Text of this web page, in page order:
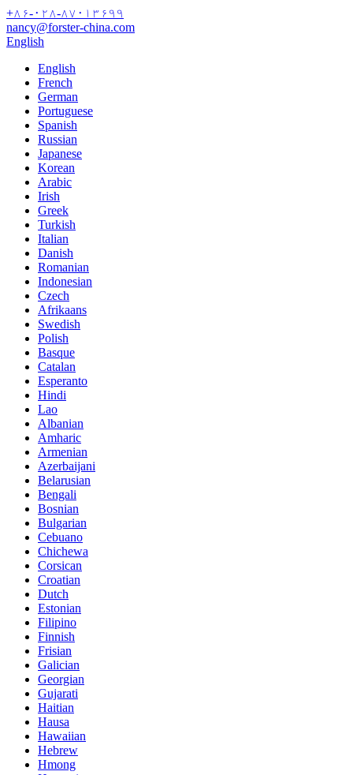
+۸۶-۰۲۸-۸۷۰۱۳۶۹۹
nancy@forster-china.com
English
English
French
German
Portuguese
Spanish
Russian
Japanese
Korean
Arabic
Irish
Greek
Turkish
Italian
Danish
Romanian
Indonesian
Czech
Afrikaans
Swedish
Polish
Basque
Catalan
Esperanto
Hindi
Lao
Albanian
Amharic
Armenian
Azerbaijani
Belarusian
Bengali
Bosnian
Bulgarian
Cebuano
Chichewa
Corsican
Croatian
Dutch
Estonian
Filipino
Finnish
Frisian
Galician
Georgian
Gujarati
Haitian
Hausa
Hawaiian
Hebrew
Hmong